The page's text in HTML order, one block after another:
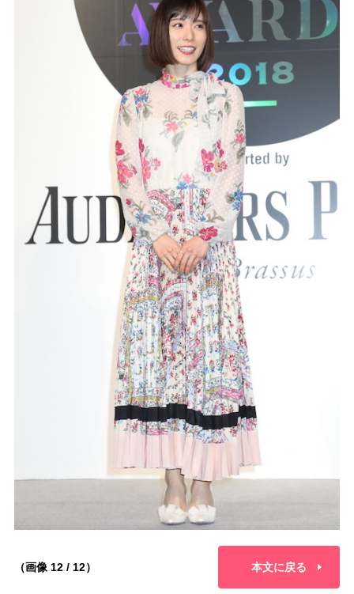
（画像 12 / 12） 本文に戻る